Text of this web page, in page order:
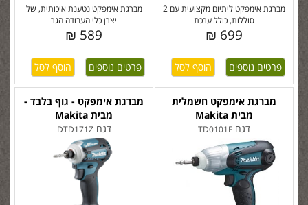
מברגת אימפקט נטענת איכותית, של
יצרן כלי העבודה הגר
589 ₪
פרטים נוספים
מברגת אימפקט ליתיום מקצועית עם 2
סוללות, כולל ערכת
699 ₪
פרטים נוספים
מברגת אימפקט - גוף בלבד -
מבית Makita
דגםDTD171Z
מברגת אימפקט חשמלית
מבית Makita
דגם TD0101F